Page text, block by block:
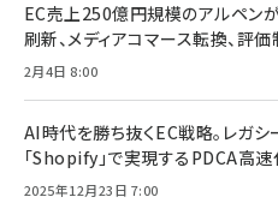
EC売上250億円規模のアルペン
刷新、メディアコマース転換、評
2月4日 8:00
AI時代を勝ち抜くEC戦略。レガシ
「Shopify」で実現するPDCA高速
2025年12月23日 7:00